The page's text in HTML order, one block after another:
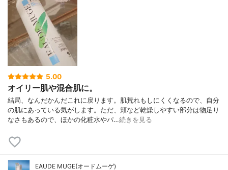
5.00
オイリー肌や混合肌に。
結局、なんだかんだこれに戻ります。肌荒れもしにくくなるので、自分
の肌にあっている気がします。ただ、頬など乾燥しやすい部分は物足り
なさもあるので、ほかの化粧水やパ…続きを見る
EAUDE MUGE(オードムーゲ)